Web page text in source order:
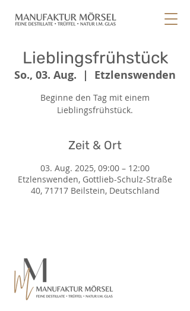
Lieblingsfrühstück
So., 03. Aug.
  |
Etzlenswenden
Beginne den Tag mit einem
Lieblingsfrühstück.
Zeit & Ort
03. Aug. 2025, 09:00 – 12:00
Etzlenswenden, Gottlieb-Schulz-Straße
40, 71717 Beilstein, Deutschland